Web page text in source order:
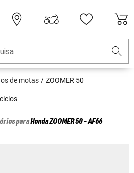
de motas ZOOMER 50
paraHondaZOOMER 50 - AF66